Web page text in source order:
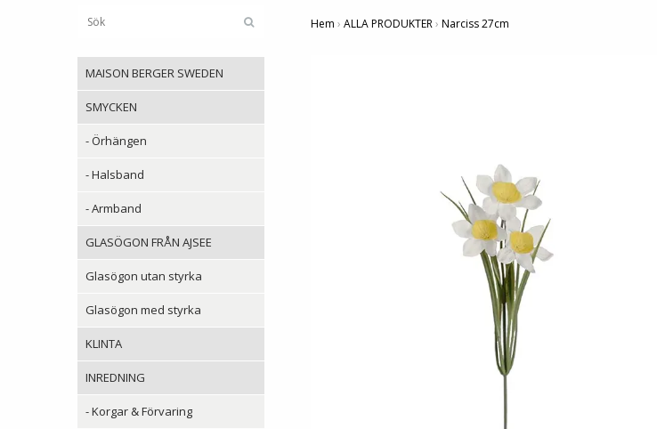
MAISON BERGER SWEDEN
SMYCKEN
- Örhängen
- Halsband
- Armband
GLASÖGON FRÅN AJSEE
Glasögon utan styrka
Glasögon med styrka
KLINTA
INREDNING
- Korgar & Förvaring
Hem › ALLA PRODUKTER› Narciss 27cm